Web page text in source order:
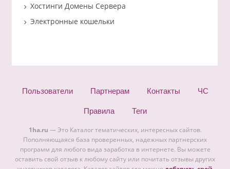
Хостинги Домены Сервера
Электронные кошельки
Пользователи Партнерам Контакты ЧС
Правила Теги
1ha.ru — Это Каталог тематических, интересных сайтов.
Пополняющаяся база проверенных, надежных партнерских
программ для любого вида заработка в интернете. Вы можете
оставить свой отзыв к любому сайту или почитать отзывы других